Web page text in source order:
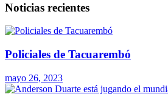
Noticias recientes
Policiales de Tacuarembó
mayo 26, 2023